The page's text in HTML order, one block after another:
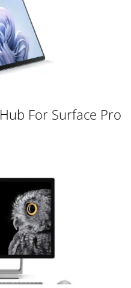
For Surface Pro